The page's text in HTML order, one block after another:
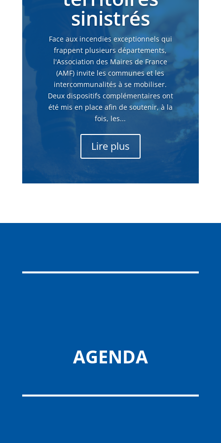
sinistrés
Face aux incendies exceptionnels qui
frappent plusieurs départements,
l'Association des Maires de France
(AMF) invite les communes et les
intercommunalités à se mobiliser.
Deux dispositifs complémentaires ont
été mis en place afin de soutenir, à la
fois, les...
Lire plus
AGENDA